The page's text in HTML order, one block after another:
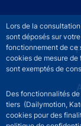
Lors de la
sont déposés sur
fonctionnement de ce
cookies de mesure
sont exemptés de
Des fonctionnalités de
tiers (Dailymotion,
cookies pour des